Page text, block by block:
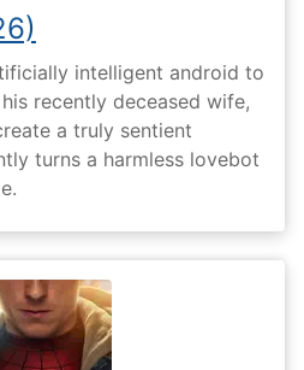
intelligent android to
recently deceased wife,
a truly sentient
turns a harmless lovebot